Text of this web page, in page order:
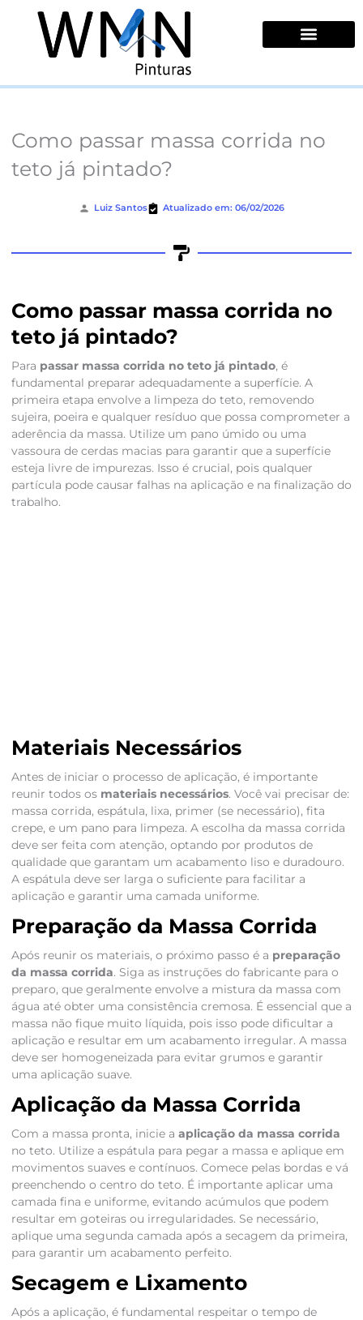
conteúdo
Como passar massa corrida no
teto já pintado?
Luiz Santos Atualizado em: 06/02/2026
Como passar massa corrida no
teto já pintado?
Para passar massa corrida no teto já pintado, é
fundamental preparar adequadamente a superfície. A
primeira etapa envolve a limpeza do teto, removendo
sujeira, poeira e qualquer resíduo que possa comprometer a
aderência da massa. Utilize um pano úmido ou uma
vassoura de cerdas macias para garantir que a superfície
esteja livre de impurezas. Isso é crucial, pois qualquer
partícula pode causar falhas na aplicação e na finalização do
trabalho.
Materiais Necessários
Antes de iniciar o processo de aplicação, é importante
reunir todos os materiais necessários. Você vai precisar de:
massa corrida, espátula, lixa, primer (se necessário), fita
crepe, e um pano para limpeza. A escolha da massa corrida
deve ser feita com atenção, optando por produtos de
qualidade que garantam um acabamento liso e duradouro.
A espátula deve ser larga o suficiente para facilitar a
aplicação e garantir uma camada uniforme.
Preparação da Massa Corrida
Após reunir os materiais, o próximo passo é a preparação
da massa corrida. Siga as instruções do fabricante para o
preparo, que geralmente envolve a mistura da massa com
água até obter uma consistência cremosa. É essencial que a
massa não fique muito líquida, pois isso pode dificultar a
aplicação e resultar em um acabamento irregular. A massa
deve ser homogeneizada para evitar grumos e garantir
uma aplicação suave.
Aplicação da Massa Corrida
Com a massa pronta, inicie a aplicação da massa corrida
no teto. Utilize a espátula para pegar a massa e aplique em
movimentos suaves e contínuos. Comece pelas bordas e vá
preenchendo o centro do teto. É importante aplicar uma
camada fina e uniforme, evitando acúmulos que podem
resultar em goteiras ou irregularidades. Se necessário,
aplique uma segunda camada após a secagem da primeira,
para garantir um acabamento perfeito.
Secagem e Lixamento
Após a aplicação, é fundamental respeitar o tempo de